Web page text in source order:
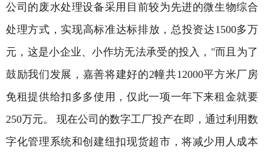
公司的废水处理设备采用目前较为先进的微生物综合
处理方式，实现高标准达标排放，总投资达1500多万
元，这是小企业、小作坊无法承受的投入，"而且为了
鼓励我们发展，嘉善将建好的2幢共12000平方米厂房
免租提供给扣多多使用，仅此一项一年下来租金就要
250万元。 现在公司的数字工厂投产在即，通过利用数
字化管理系统和创建纽扣现货超市，将减少用人成本